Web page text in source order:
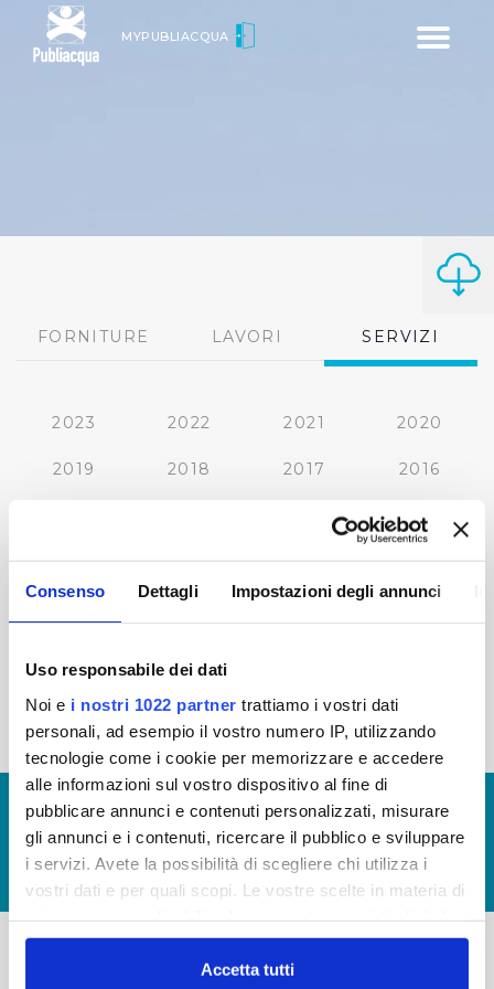
Consenso Dettagli Impostazioni degli annunci
Uso responsabile dei dati
Noi e i nostri 1022 partner trattiamo i vostri dati
personali, ad esempio il vostro numero IP, utilizzando
tecnologie come i cookie per memorizzare e accedere
alle informazioni sul vostro dispositivo al fine di
pubblicare annunci e contenuti personalizzati, misurare
gli annunci e i contenuti, ricercare il pubblico e sviluppare
i servizi. Avete la possibilità di scegliere chi utilizza i
vostri dati e per quali scopi. Le vostre scelte in materia di
in cui avete effettuato le vostre scelte. È possibile
modificare o revocare il proprio consenso in qualsiasi
Accetta tutti
Toggle
MYPUBLIACQUA
FORNITURE LAVORI SERVIZI
2023 2022 2021 2020
2019 2018 2017 2016
2012
2011 2010 2009 2008
« prima ‹ precedente 1 2
© Copyright 2017 - 2026
GLOSSARIO
GIUDICA IL SERVIZIO
LAVORA CON NOI